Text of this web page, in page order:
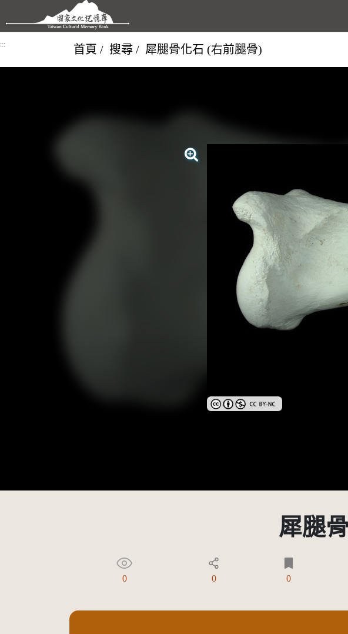
跳到主要內容區塊
::: 首頁 搜尋 犀腿骨化石 (右前腿骨)
創用CC姓名標示-非商業
犀腿
0 0 0